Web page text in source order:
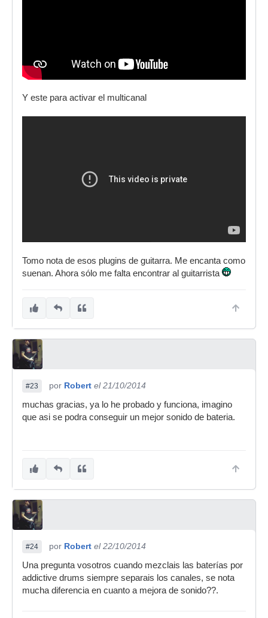
Y este para activar el multicanal
Tomo nota de esos plugins de guitarra. Me encanta como
suenan. Ahora sólo me falta encontrar al guitarrista
#23 por Robert el 21/10/2014
muchas gracias, ya lo he probado y funciona, imagino
que asi se podra conseguir un mejor sonido de bateria.
#24 por Robert el 22/10/2014
Una pregunta vosotros cuando mezclais las baterías por
addictive drums siempre separais los canales, se nota
mucha diferencia en cuanto a mejora de sonido??.